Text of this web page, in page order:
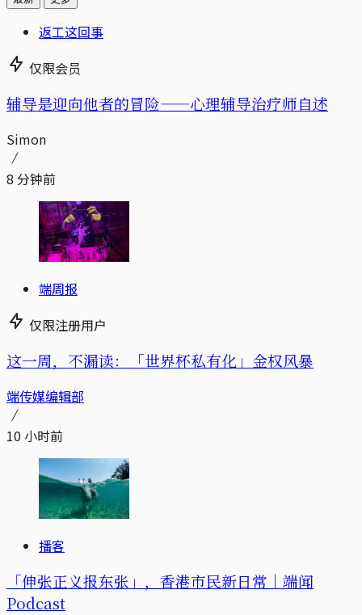
返工这回事
仅限会员
辅导是迎向他者的冒险——心理辅导治疗师自述
Simon
8 分钟前
端周报
仅限注册用户
这一周，不漏读：「世界杯私有化」金权风暴
端传媒编辑部
10 小时前
播客
「伸张正义报东张」，香港市民新日常｜端闻
Podcast